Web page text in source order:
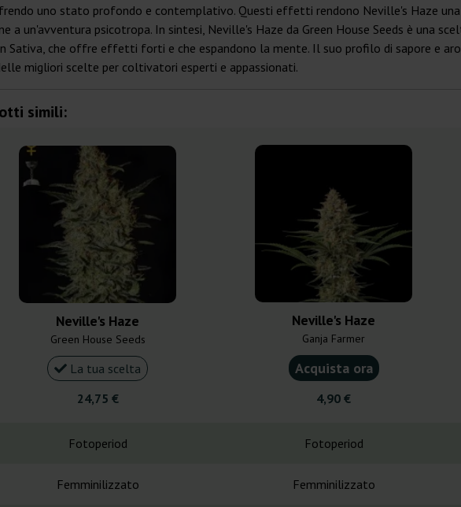
uno stato profondo e contemplativo. Questi effetti rendono Neville's Haze
a un'avventura psicotropa. In sintesi, Neville's Haze da Green House Seeds è una
Sativa, che offre effetti forti e che espandono la mente. Il suo profilo di sapore e
migliori scelte per coltivatori esperti e appassionati.
simili:
Neville's Haze
Green House Seeds
La tua scelta
24,75 €
Neville's Haze
Ganja Farmer
Acquista ora
4,90 €
Fotoperiod Fotoperiod
Femminilizzato Femminilizzato